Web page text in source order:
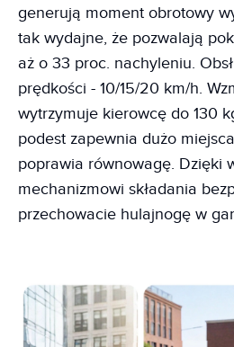
generują moment obrotowy
tak wydajne, że pozwalają
aż o 33 proc. nachyleniu.
prędkości - 10/15/20 km/h.
wytrzymuje kierowcę do 130
podest zapewnia dużo
poprawia równowagę. Dzięki
mechanizmowi składania
przechowacie hulajnogę w